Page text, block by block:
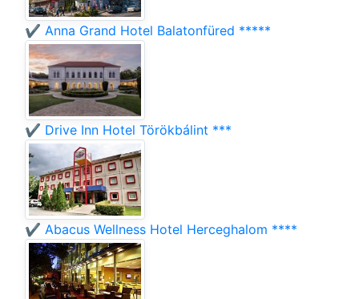
✔️ Anna Grand Hotel Balatonfüred *****
✔️ Drive Inn Hotel Törökbálint ***
✔️ Abacus Wellness Hotel Herceghalom ****